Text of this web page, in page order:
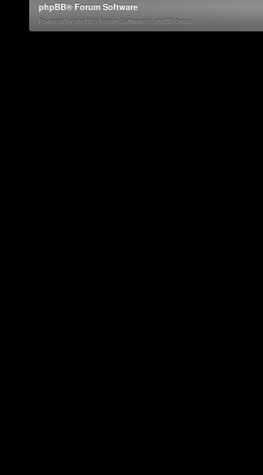
phpBB® Forum Software
Powered by phpBB® Forum Software © phpBB Group